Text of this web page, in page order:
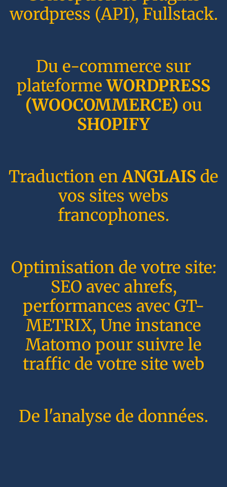
wordpress (API), Fullstack.
Du e-commerce sur
plateformeWORDPRESS
(WOOCOMMERCE) ou
SHOPIFY
Traduction enANGLAIS de
vos sites webs
francophones.
Optimisation de votre site:
SEO avec ahrefs,
performances avec GT-
METRIX, Une instance
Matomo pour suivre le
traffic de votre site web
De l'analyse de données.